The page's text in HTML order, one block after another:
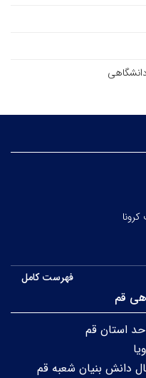
فهرست کامل
قم
استان قم
دانش بنیان شعبه قم